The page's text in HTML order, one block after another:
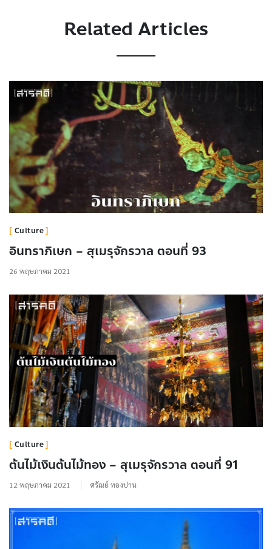
Related Articles
Culture
อินทราภิเษก – สุเมรุจักรวาล ตอนที่ 93
26 พฤษภาคม 2021
Culture
ต้นไม้เงินต้นไม้ทอง – สุเมรุจักรวาล ตอนที่ 91
12 พฤษภาคม 2021 ศรัณย์ ทองปาน